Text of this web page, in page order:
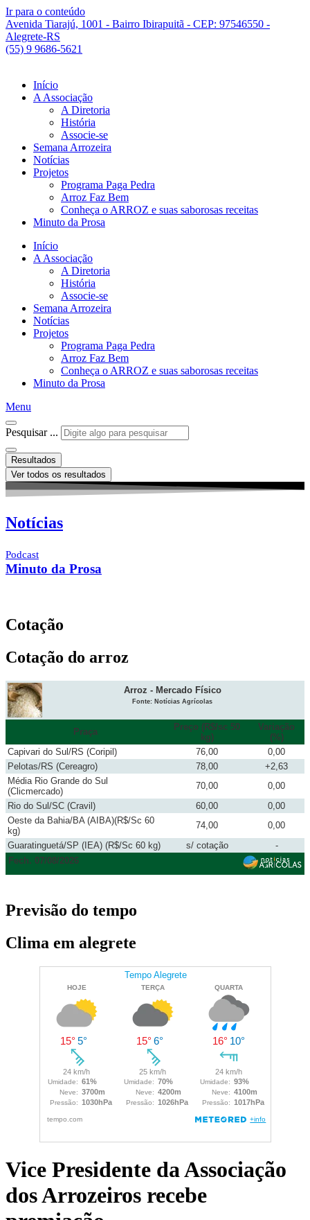
Ir para o conteúdo
Avenida Tiarajú, 1001 - Bairro Ibirapuitã - CEP: 97546550 -
Alegrete-RS
(55) 9 9686-5621
Início
A Associação
A Diretoria
História
Associe-se
Semana Arrozeira
Notícias
Projetos
Programa Paga Pedra
Arroz Faz Bem
Conheça o ARROZ e suas saborosas receitas
Minuto da Prosa
Início
A Associação
A Diretoria
História
Associe-se
Semana Arrozeira
Notícias
Projetos
Programa Paga Pedra
Arroz Faz Bem
Conheça o ARROZ e suas saborosas receitas
Minuto da Prosa
Menu
Pesquisar ...
Resultados
Ver todos os resultados
Notícias
Podcast
Minuto da Prosa
Cotação
Cotação do arroz
Arroz - Mercado Físico
Fonte: Notícias Agrícolas
Praça
Preço (R$/sc 50
kg)
Variação
(%)
Capivari do Sul/RS (Coripil)
76,00
0,00
Pelotas/RS (Cereagro)
78,00
+2,63
Média Rio Grande do Sul
(Clicmercado)
70,00
0,00
Rio do Sul/SC (Cravil)
60,00
0,00
Oeste da Bahia/BA (AIBA)(R$/Sc 60
kg)
74,00
0,00
Guaratinguetá/SP (IEA) (R$/Sc 60 kg)
s/ cotação
-
Fech. 07/08/2026
Previsão do tempo
Clima em alegrete
Vice Presidente da Associação
dos Arrozeiros recebe